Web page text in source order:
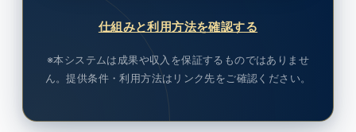
仕組みと利用方法を確認する
※本システムは成果や収入を保証するものではありませ
ん。提供条件・利用方法はリンク先をご確認ください。